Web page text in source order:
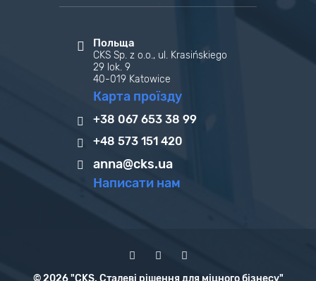
Польща
CKS Sp. z o.o., ul. Krasińskiego
29 lok. 9
40-019 Katowice
Карта проїзду
+38 067 653 38 99
+48 573 151 420
anna@cks.ua
Написати нам